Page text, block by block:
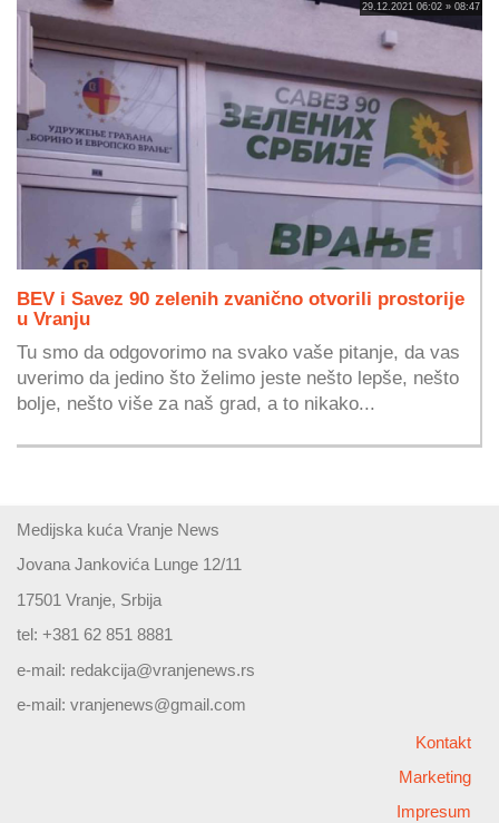
29.12.2021 06:02 » 08:47
BEV i Savez 90 zelenih zvanično otvorili prostorije
u Vranju
Tu smo da odgovorimo na svako vaše pitanje, da vas
uverimo da jedino što želimo jeste nešto lepše, nešto
bolje, nešto više za naš grad, a to nikako...
Medijska kuća Vranje News
Jovana Jankovića Lunge 12/11
17501 Vranje, Srbija
tel: +381 62 851 8881
e-mail: redakcija@vranjenews.rs
e-mail: vranjenews@gmail.com
Kontakt
Marketing
Impresum